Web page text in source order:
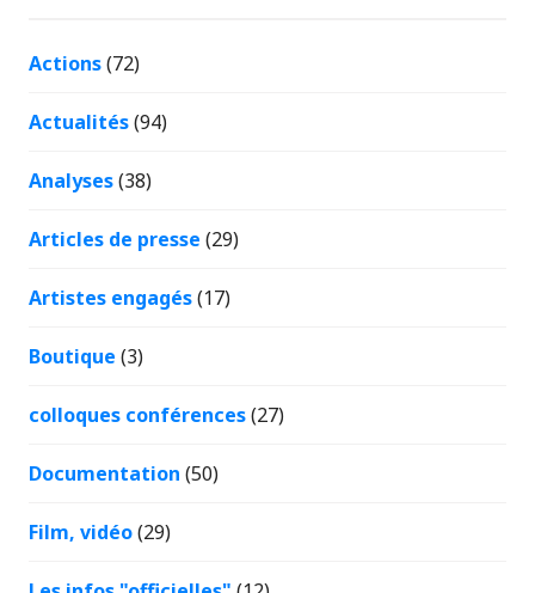
Actions(72)
Actualités(94)
Analyses(38)
Articles de presse (29)
Artistes engagés(17)
Boutique (3)
colloques conférences(27)
Documentation (50)
Film, vidéo(29)